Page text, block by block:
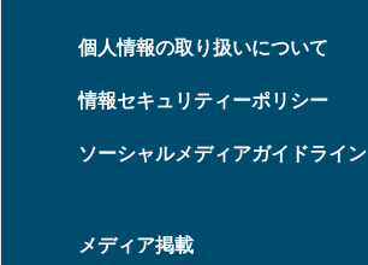
個人情報の取り扱いについて
情報セキュリティーポリシー
ソーシャルメディアガイドライン
メディア掲載